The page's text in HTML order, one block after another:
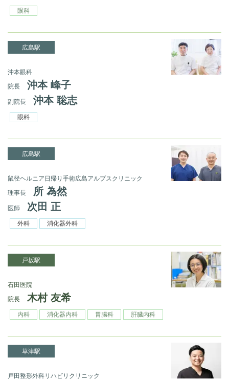
眼科
広島駅
沖本眼科
院長
沖本 峰子
副院長 沖本 聡志
眼科
広島駅
鼠径ヘルニア日帰り手術広島アルプスクリニック
理事長
所 為然
医師 次田 正
外科 消化器外科
戸坂駅
石田医院
院長
木村 友希
内科 消化器内科 胃腸科 肝臓内科
草津駅
戸田整形外科リハビリクリニック